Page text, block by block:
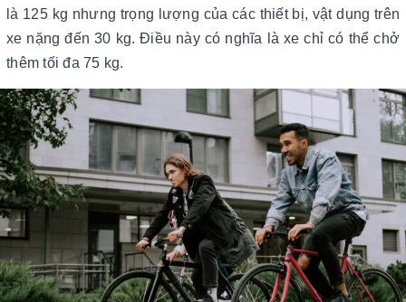
là 125 kg nhưng trọng lượng của các thiết bị, vật dụng trên
xe nặng đến 30 kg. Điều này có nghĩa là xe chỉ có thể chở
thêm tối đa 75 kg.